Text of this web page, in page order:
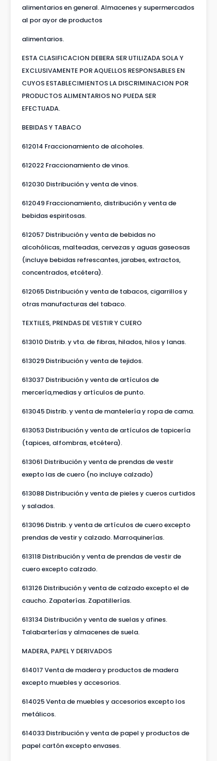
alimentarios en general. Almacenes y supermercados
al por ayor de productos
alimentarios.
ESTA CLASIFICACION DEBERA SER UTILIZADA SOLA Y
EXCLUSIVAMENTE POR AQUELLOS RESPONSABLES EN
CUYOS ESTABLECIMIENTOS LA DISCRIMINACION POR
PRODUCTOS ALIMENTARIOS NO PUEDA SER
EFECTUADA.
BEBIDAS Y TABACO
612014 Fraccionamiento de alcoholes.
612022 Fraccionamiento de vinos.
612030 Distribución y venta de vinos.
612049 Fraccionamiento, distribución y venta de
bebidas espiritosas.
612057 Distribución y venta de bebidas no
alcohólicas, malteadas, cervezas y aguas gaseosas
(incluye bebidas refrescantes, jarabes, extractos,
concentrados, etcétera).
612065 Distribución y venta de tabacos, cigarrillos y
otras manufacturas del tabaco.
TEXTILES, PRENDAS DE VESTIR Y CUERO
613010 Distrib. y vta. de fibras, hilados, hilos y lanas.
613029 Distribución y venta de tejidos.
613037 Distribución y venta de artículos de
mercería,medias y artículos de punto.
613045 Distrib. y venta de mantelería y ropa de cama.
613053 Distribución y venta de artículos de tapicería
(tapices, alfombras, etcétera).
613061 Distribución y venta de prendas de vestir
exepto las de cuero (no incluye calzado)
613088 Distribución y venta de pieles y cueros curtidos
y salados.
613096 Distrib. y venta de artículos de cuero excepto
prendas de vestir y calzado. Marroquinerías.
613118 Distribución y venta de prendas de vestir de
cuero excepto calzado.
613126 Distribución y venta de calzado excepto el de
caucho. Zapaterías. Zapatillerías.
613134 Distribución y venta de suelas y afines.
Talabarterías y almacenes de suela.
MADERA, PAPEL Y DERIVADOS
614017 Venta de madera y productos de madera
excepto muebles y accesorios.
614025 Venta de muebles y accesorios excepto los
metálicos.
614033 Distribución y venta de papel y productos de
papel cartón excepto envases.